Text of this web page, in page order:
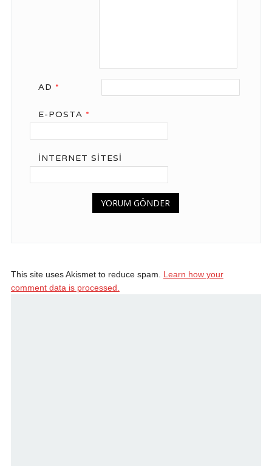
AD *
E-POSTA *
İNTERNET SITESI
This site uses Akismet to reduce spam. Learn how your
comment data is processed.